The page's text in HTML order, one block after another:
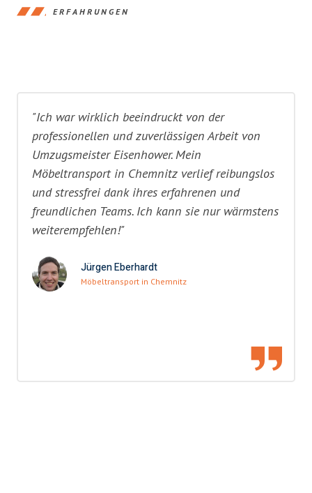
ERFAHRUNGEN
"Ich war wirklich beeindruckt von der
professionellen und zuverlässigen Arbeit von
Umzugsmeister Eisenhower. Mein
Möbeltransport in Chemnitz verlief reibungslos
und stressfrei dank ihres erfahrenen und
freundlichen Teams. Ich kann sie nur wärmstens
weiterempfehlen!"
Jürgen Eberhardt
Möbeltransport in Chemnitz